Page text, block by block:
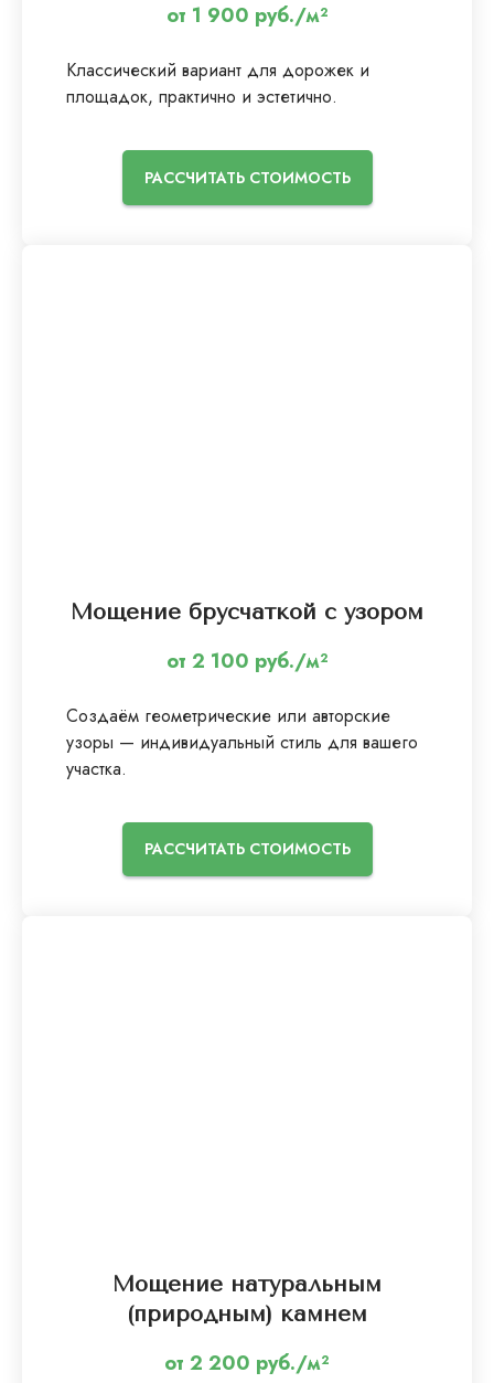
от 1 900 руб./м²
Классический вариант для дорожек и
площадок, практично и эстетично.
РАССЧИТАТЬ СТОИМОСТЬ
Мощение брусчаткой с узором
от 2 100 руб./м²
Создаём геометрические или авторские
узоры — индивидуальный стиль для вашего
участка.
РАССЧИТАТЬ СТОИМОСТЬ
Мощение натуральным
(природным) камнем
от 2 200 руб./м²